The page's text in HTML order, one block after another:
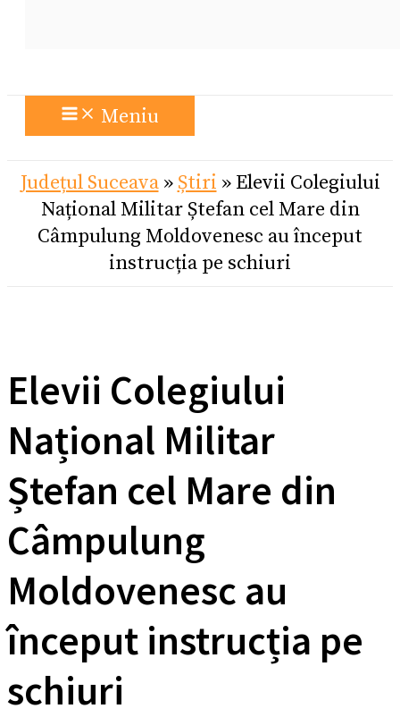
Meniu
Județul Suceava» Știri » Elevii Colegiului
Național Militar Ștefan cel Mare din
Câmpulung Moldovenesc au început
instrucția pe schiuri
Elevii Colegiului
Național Militar
Ștefan cel Mare din
Câmpulung
Moldovenesc au
început instrucția pe
schiuri